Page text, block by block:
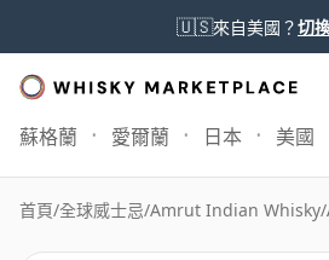
🇺🇸來自美國？切
蘇格蘭 愛爾蘭 日本 美國
首頁/全球威士忌/Amrut Indian Whisky/